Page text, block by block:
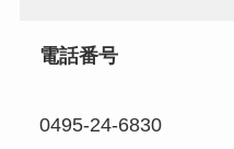
電話番号
0495-24-6830